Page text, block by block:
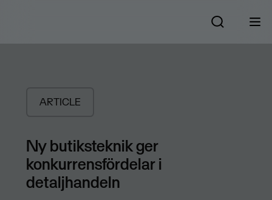
ARTICLE
Ny butiksteknik ger
konkurrensfördelar i
detaljhandeln